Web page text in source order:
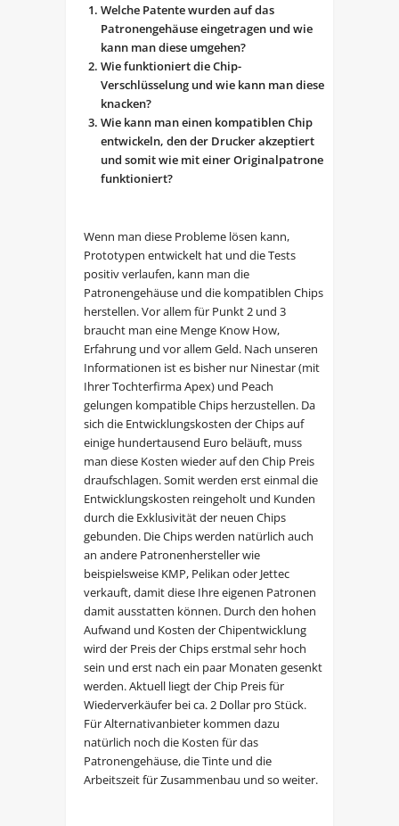
Welche Patente wurden auf das
Patronengehäuse eingetragen und wie
kann man diese umgehen?
Wie funktioniert die Chip-
Verschlüsselung und wie kann man diese
knacken?
Wie kann man einen kompatiblen Chip
entwickeln, den der Drucker akzeptiert
und somit wie mit einer Originalpatrone
funktioniert?
Wenn man diese Probleme lösen kann,
Prototypen entwickelt hat und die Tests
positiv verlaufen, kann man die
Patronengehäuse und die kompatiblen Chips
herstellen. Vor allem für Punkt 2 und 3
braucht man eine Menge Know How,
Erfahrung und vor allem Geld. Nach unseren
Informationen ist es bisher nur Ninestar (mit
Ihrer Tochterfirma Apex) und Peach
gelungen kompatible Chips herzustellen. Da
sich die Entwicklungskosten der Chips auf
einige hundertausend Euro beläuft, muss
man diese Kosten wieder auf den Chip Preis
draufschlagen. Somit werden erst einmal die
Entwicklungskosten reingeholt und Kunden
durch die Exklusivität der neuen Chips
gebunden. Die Chips werden natürlich auch
an andere Patronenhersteller wie
beispielsweise KMP, Pelikan oder Jettec
verkauft, damit diese Ihre eigenen Patronen
damit ausstatten können. Durch den hohen
Aufwand und Kosten der Chipentwicklung
wird der Preis der Chips erstmal sehr hoch
sein und erst nach ein paar Monaten gesenkt
werden. Aktuell liegt der Chip Preis für
Wiederverkäufer bei ca. 2 Dollar pro Stück.
Für Alternativanbieter kommen dazu
natürlich noch die Kosten für das
Patronengehäuse, die Tinte und die
Arbeitszeit für Zusammenbau und so weiter.